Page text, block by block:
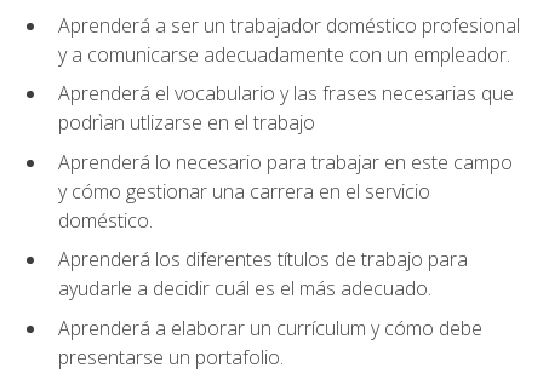
Aprenderá a ser un trabajador doméstico profesional
y a comunicarse adecuadamente con un empleador.
Aprenderá el vocabulario y las frases necesarias que
podrìan utlizarse en el trabajo
Aprenderá lo necesario para trabajar en este campo
y cómo gestionar una carrera en el servicio
doméstico.
Aprenderá los diferentes títulos de trabajo para
ayudarle a decidir cuál es el más adecuado.
Aprenderá a elaborar un currículum y cómo debe
presentarse un portafolio.